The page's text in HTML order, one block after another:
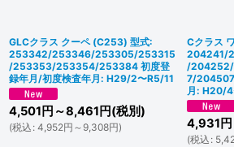
GLCクラス クーペ (C253) 型式:
253342/253346/253305/253315
/253353/253354/253384 初度登
録年月/初度検査年月: H29/2〜R5/11
4,501 円 ～8,461 円(税別)
(税込 : 4,952円 ～9,308円)
Cクラス
204241/
/
7/204507
月: H20/
4,931 円
(税込 :